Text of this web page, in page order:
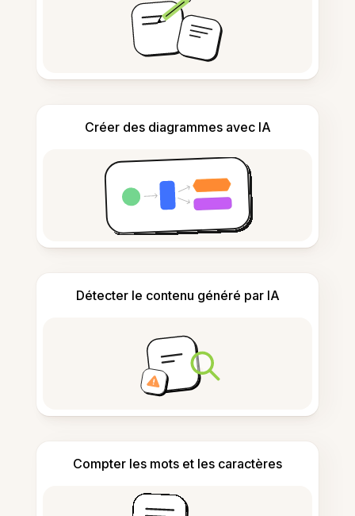
Créer des diagrammes avec IA
Détecter le contenu généré par IA
Compter les mots et les caractères